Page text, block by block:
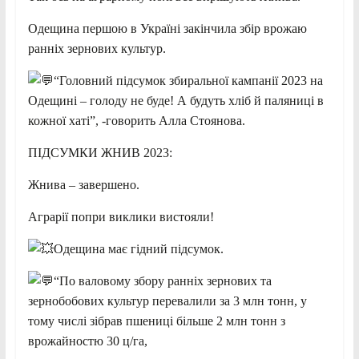
Одещина першою в Україні закінчила збір врожаю
ранніх зернових культур.
“Головний підсумок збиральної кампанії 2023 на
Одещині – голоду не буде! А будуть хліб й паляниці в
кожної хаті”, -говорить Алла Стоянова.
ПІДСУМКИ ЖНИВ 2023:
Жнива – завершено.
Аграрії попри виклики вистояли!
Одещина має гідний підсумок.
“По валовому збору ранніх зернових та
зернобобових культур перевалили за 3 млн тонн, у
тому числі зібрав пшениці більше 2 млн тонн з
врожайностю 30 ц/га,